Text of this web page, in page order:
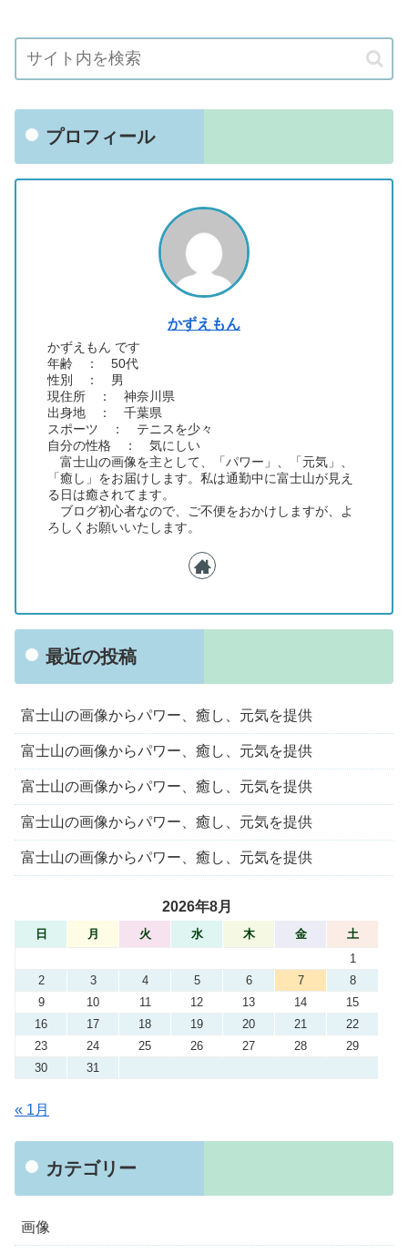
プロフィール
かずえもん
かずえもん です
年齢 ： 50代
性別 ： 男
現住所 ： 神奈川県
出身地 ： 千葉県
スポーツ ： テニスを少々
自分の性格 ： 気にしい
富士山の画像を主として、「パワー」、「元気」、
「癒し」をお届けします。私は通勤中に富士山が見え
る日は癒されてます。
ブログ初心者なので、ご不便をおかけしますが、よ
ろしくお願いいたします。
最近の投稿
富士山の画像からパワー、癒し、元気を提供
富士山の画像からパワー、癒し、元気を提供
富士山の画像からパワー、癒し、元気を提供
富士山の画像からパワー、癒し、元気を提供
富士山の画像からパワー、癒し、元気を提供
2026年8月
日 月 火 水 木 金
土
1
2
3 4 5 6 7
8
9
10 11 12 13 14
15
16
17 18 19 20 21
22
23
24 25 26 27 28
29
30
31
« 1月
カテゴリー
画像